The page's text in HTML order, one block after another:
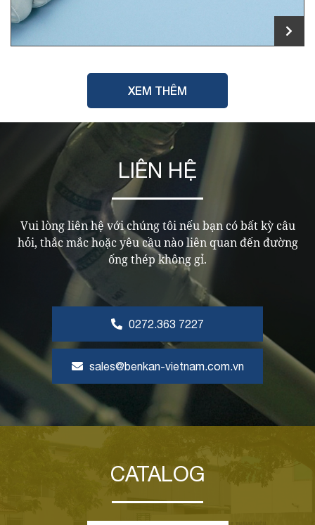
XEM THÊM
LIÊN HỆ
Vui lòng liên hệ với chúng tôi nếu bạn có bất kỳ câu
hỏi, thắc mắc hoặc yêu cầu nào liên quan đến đường
ống thép không gỉ.
0272.363 7227
sales@benkan-vietnam.com.vn
CATALOG